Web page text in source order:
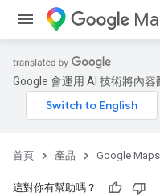
Google 會運用 AI 技術將內
首頁 產品 Google
這對你有幫助嗎？